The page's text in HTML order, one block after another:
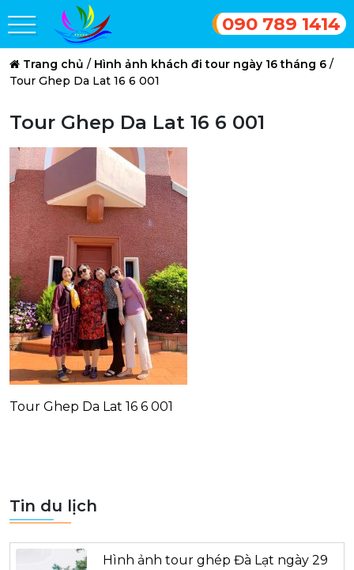
090 789 1414
Trang chủ / Hình ảnh khách đi tour ngày 16 tháng 6 /
Tour Ghep Da Lat 16 6 001
Tour Ghep Da Lat 16 6 001
Tour Ghep Da Lat 16 6 001
Tin du lịch
Hình ảnh tour ghép Đà Lạt ngày 29